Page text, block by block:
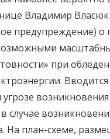
Владимир
предупреждение)
при
случае
На план-схеме,